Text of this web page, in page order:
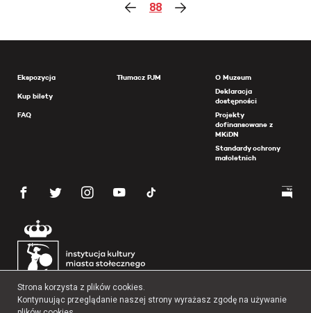
88
Ekspozycja
Kup bilety
FAQ
Tłumacz PJM
O Muzeum
Deklaracja
dostępności
Projekty
dofinansowane z
MKiDN
Standardy ochrony
małoletnich
Strona korzysta z plików cookies.
Kontynuując przeglądanie naszej strony wyrażasz zgodę na używanie